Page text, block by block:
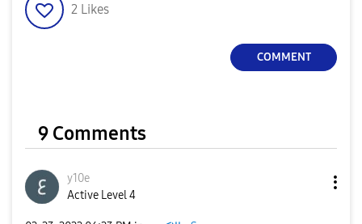
2 Likes
COMMENT
9 Comments
y10e
Active Level 4